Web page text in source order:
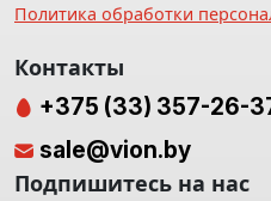
Политика обработки
Контакты
+375 (33) 357-26-
sale@vion.by
Подпишитесь на нас